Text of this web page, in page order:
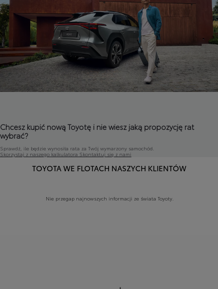
Chcesz kupić nową Toyotę i nie wiesz jaką propozycję rat
wybrać?
Sprawdź, ile będzie wynosiła rata za Twój wymarzony samochód.
Skorzystaj z naszego kalkulatora Skontaktuj się z nami
TOYOTA WE FLOTACH NASZYCH KLIENTÓW
Nie przegap najnowszych informacji ze świata Toyoty.